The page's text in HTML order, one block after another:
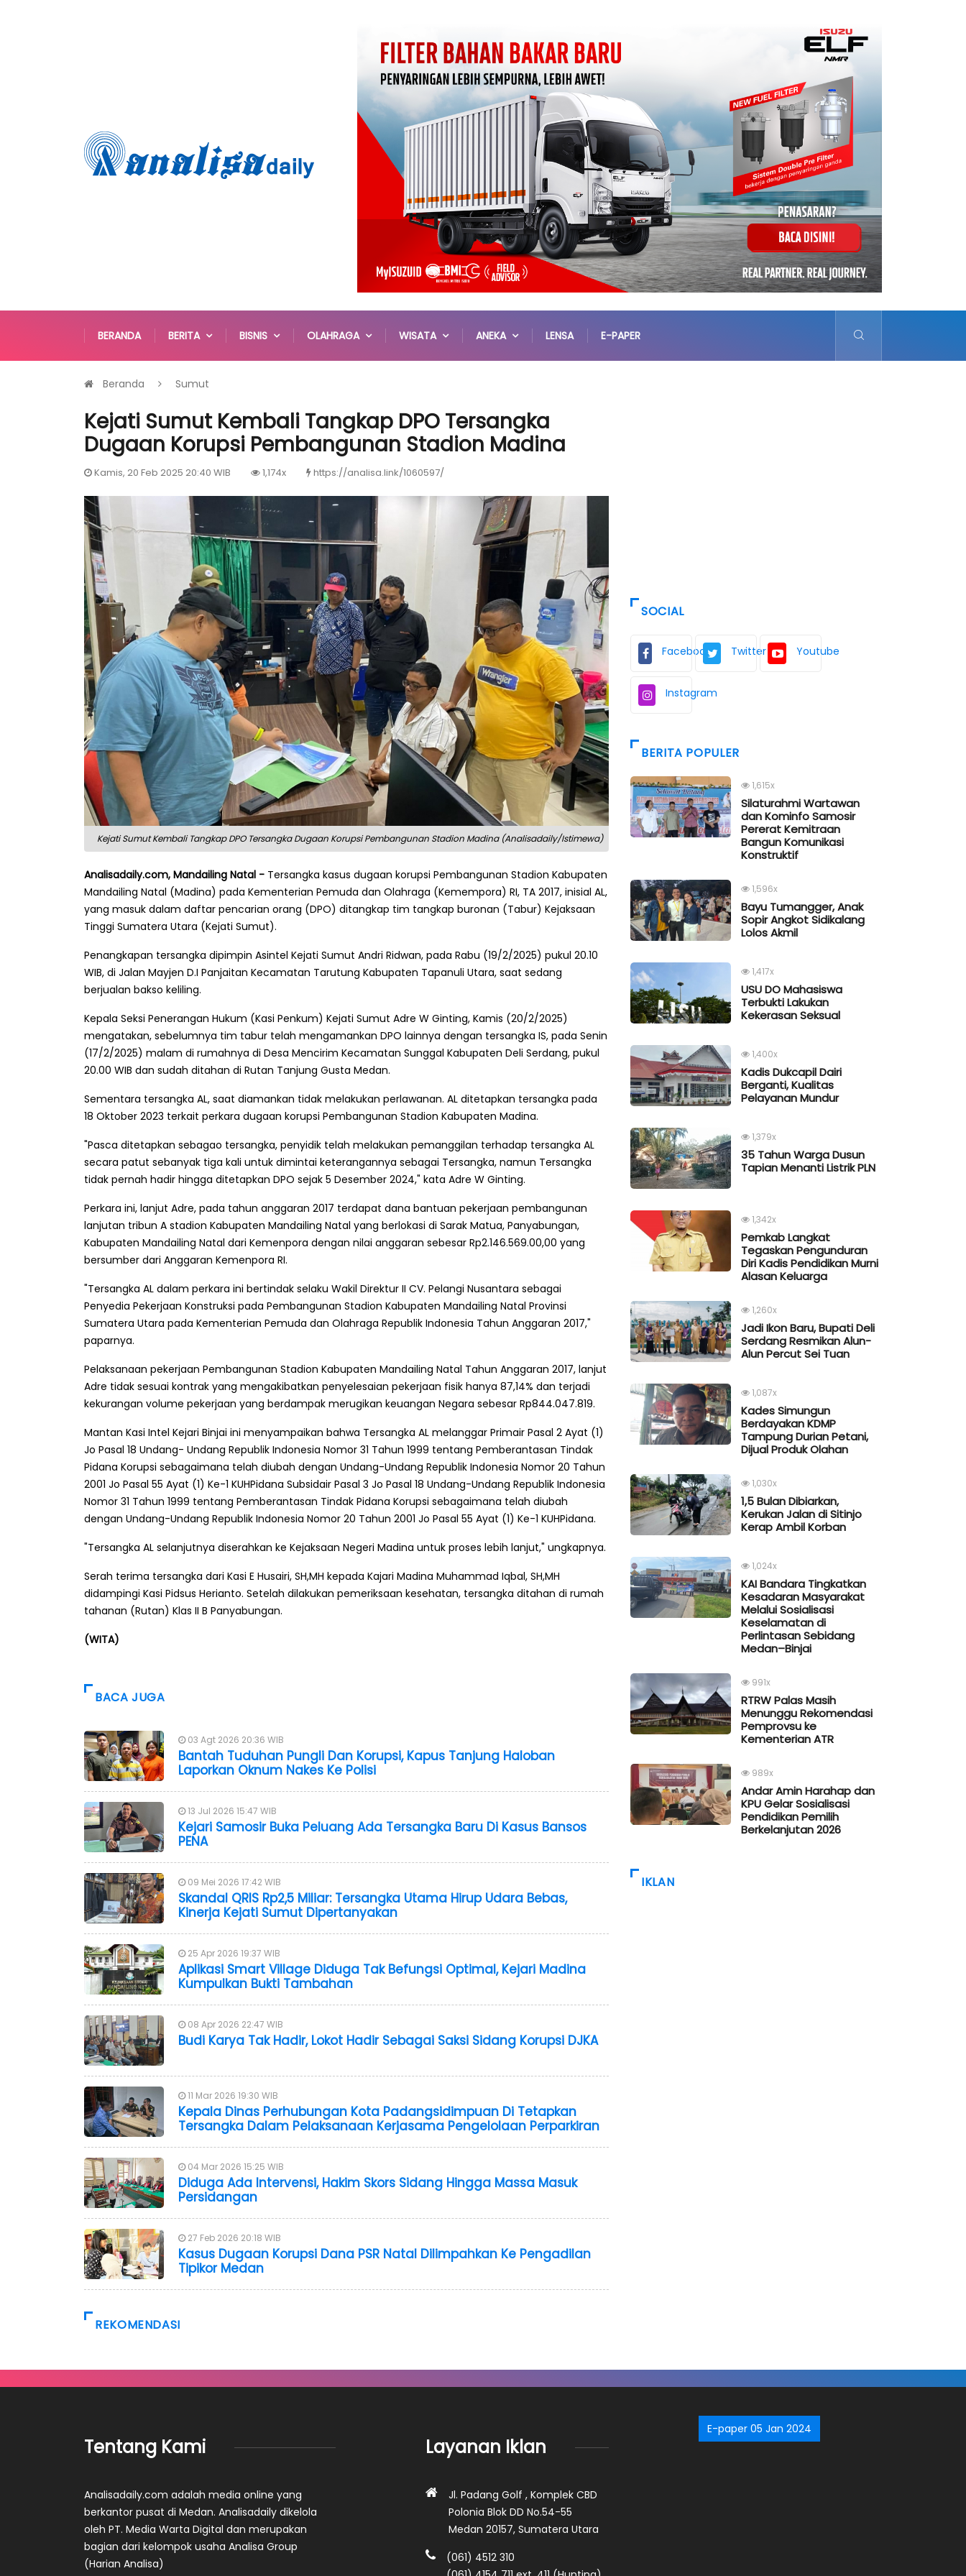
BERANDA BERITA BISNIS OLAHRAGA WISATA ANEKA LENSA E-PAPER
Beranda Sumut
Kejati Sumut Kembali Tangkap DPO Tersangka
Dugaan Korupsi Pembangunan Stadion Madina
Kamis, 20 Feb 2025 20:40 WIB 1,174x https://analisa.link/1060597/
Kejati Sumut Kembali Tangkap DPO Tersangka Dugaan Korupsi Pembangunan Stadion Madina (Analisadaily/Istimewa)
Analisadaily.com, Mandailing Natal - Tersangka kasus dugaan korupsi Pembangunan Stadion Kabupaten
Mandailing Natal (Madina) pada Kementerian Pemuda dan Olahraga (Kemempora) RI, TA 2017, inisial AL,
yang masuk dalam daftar pencarian orang (DPO) ditangkap tim tangkap buronan (Tabur) Kejaksaan
Tinggi Sumatera Utara (Kejati Sumut).
Penangkapan tersangka dipimpin Asintel Kejati Sumut Andri Ridwan, pada Rabu (19/2/2025) pukul 20.10
WIB, di Jalan Mayjen D.I Panjaitan Kecamatan Tarutung Kabupaten Tapanuli Utara, saat sedang
berjualan bakso keliling.
Kepala Seksi Penerangan Hukum (Kasi Penkum) Kejati Sumut Adre W Ginting, Kamis (20/2/2025)
mengatakan, sebelumnya tim tabur telah mengamankan DPO lainnya dengan tersangka IS, pada Senin
(17/2/2025) malam di rumahnya di Desa Mencirim Kecamatan Sunggal Kabupaten Deli Serdang, pukul
20.00 WIB dan sudah ditahan di Rutan Tanjung Gusta Medan.
Sementara tersangka AL, saat diamankan tidak melakukan perlawanan. AL ditetapkan tersangka pada
18 Oktober 2023 terkait perkara dugaan korupsi Pembangunan Stadion Kabupaten Madina.
"Pasca ditetapkan sebagao tersangka, penyidik telah melakukan pemanggilan terhadap tersangka AL
secara patut sebanyak tiga kali untuk dimintai keterangannya sebagai Tersangka, namun Tersangka
tidak pernah hadir hingga ditetapkan DPO sejak 5 Desember 2024," kata Adre W Ginting.
Perkara ini, lanjut Adre, pada tahun anggaran 2017 terdapat dana bantuan pekerjaan pembangunan
lanjutan tribun A stadion Kabupaten Mandailing Natal yang berlokasi di Sarak Matua, Panyabungan,
Kabupaten Mandailing Natal dari Kemenpora dengan nilai anggaran sebesar Rp2.146.569.00,00 yang
bersumber dari Anggaran Kemenpora RI.
"Tersangka AL dalam perkara ini bertindak selaku Wakil Direktur II CV. Pelangi Nusantara sebagai
Penyedia Pekerjaan Konstruksi pada Pembangunan Stadion Kabupaten Mandailing Natal Provinsi
Sumatera Utara pada Kementerian Pemuda dan Olahraga Republik Indonesia Tahun Anggaran 2017,"
paparnya.
Pelaksanaan pekerjaan Pembangunan Stadion Kabupaten Mandailing Natal Tahun Anggaran 2017, lanjut
Adre tidak sesuai kontrak yang mengakibatkan penyelesaian pekerjaan fisik hanya 87,14% dan terjadi
kekurangan volume pekerjaan yang berdampak merugikan keuangan Negara sebesar Rp844.047.819.
Mantan Kasi Intel Kejari Binjai ini menyampaikan bahwa Tersangka AL melanggar Primair Pasal 2 Ayat (1)
Jo Pasal 18 Undang- Undang Republik Indonesia Nomor 31 Tahun 1999 tentang Pemberantasan Tindak
Pidana Korupsi sebagaimana telah diubah dengan Undang-Undang Republik Indonesia Nomor 20 Tahun
2001 Jo Pasal 55 Ayat (1) Ke-1 KUHPidana Subsidair Pasal 3 Jo Pasal 18 Undang-Undang Republik Indonesia
Nomor 31 Tahun 1999 tentang Pemberantasan Tindak Pidana Korupsi sebagaimana telah diubah
dengan Undang-Undang Republik Indonesia Nomor 20 Tahun 2001 Jo Pasal 55 Ayat (1) Ke-1 KUHPidana.
"Tersangka AL selanjutnya diserahkan ke Kejaksaan Negeri Madina untuk proses lebih lanjut," ungkapnya.
Serah terima tersangka dari Kasi E Husairi, SH,MH kepada Kajari Madina Muhammad Iqbal, SH,MH
didampingi Kasi Pidsus Herianto. Setelah dilakukan pemeriksaan kesehatan, tersangka ditahan di rumah
tahanan (Rutan) Klas II B Panyabungan.
(WITA)
BACA JUGA
03 Agt 2026 20:36 WIB
Bantah Tuduhan Pungli Dan Korupsi, Kapus Tanjung Haloban
Laporkan Oknum Nakes Ke Polisi
13 Jul 2026 15:47 WIB
Kejari Samosir Buka Peluang Ada Tersangka Baru Di Kasus Bansos
PENA
09 Mei 2026 17:42 WIB
Skandal QRIS Rp2,5 Miliar: Tersangka Utama Hirup Udara Bebas,
Kinerja Kejati Sumut Dipertanyakan
25 Apr 2026 19:37 WIB
Aplikasi Smart Village Diduga Tak Befungsi Optimal, Kejari Madina
Kumpulkan Bukti Tambahan
08 Apr 2026 22:47 WIB
Budi Karya Tak Hadir, Lokot Hadir Sebagai Saksi Sidang Korupsi DJKA
11 Mar 2026 19:30 WIB
Kepala Dinas Perhubungan Kota Padangsidimpuan Di Tetapkan
Tersangka Dalam Pelaksanaan Kerjasama Pengelolaan Perparkiran
04 Mar 2026 15:25 WIB
Diduga Ada Intervensi, Hakim Skors Sidang Hingga Massa Masuk
Persidangan
27 Feb 2026 20:18 WIB
Kasus Dugaan Korupsi Dana PSR Natal Dilimpahkan Ke Pengadilan
Tipikor Medan
REKOMENDASI
SOCIAL
Facebook Twitter Youtube
Instagram
BERITA POPULER
1,615x
Silaturahmi Wartawan
dan Kominfo Samosir
Pererat Kemitraan
Bangun Komunikasi
Konstruktif
1,596x
Bayu Tumangger, Anak
Sopir Angkot Sidikalang
Lolos Akmil
1,417x
USU DO Mahasiswa
Terbukti Lakukan
Kekerasan Seksual
1,400x
Kadis Dukcapil Dairi
Berganti, Kualitas
Pelayanan Mundur
1,379x
35 Tahun Warga Dusun
Tapian Menanti Listrik PLN
1,342x
Pemkab Langkat
Tegaskan Pengunduran
Diri Kadis Pendidikan Murni
Alasan Keluarga
1,260x
Jadi Ikon Baru, Bupati Deli
Serdang Resmikan Alun-
Alun Percut Sei Tuan
1,087x
Kades Simungun
Berdayakan KDMP
Tampung Durian Petani,
Dijual Produk Olahan
1,030x
1,5 Bulan Dibiarkan,
Kerukan Jalan di Sitinjo
Kerap Ambil Korban
1,024x
KAI Bandara Tingkatkan
Kesadaran Masyarakat
Melalui Sosialisasi
Keselamatan di
Perlintasan Sebidang
Medan–Binjai
991x
RTRW Palas Masih
Menunggu Rekomendasi
Pemprovsu ke
Kementerian ATR
989x
Andar Amin Harahap dan
KPU Gelar Sosialisasi
Pendidikan Pemilih
Berkelanjutan 2026
IKLAN
Tentang Kami
Analisadaily.com adalah media online yang
berkantor pusat di Medan. Analisadaily dikelola
oleh PT. Media Warta Digital dan merupakan
bagian dari kelompok usaha Analisa Group
(Harian Analisa)
Layanan Iklan
Jl. Padang Golf , Komplek CBD
Polonia Blok DD No.54-55
Medan 20157, Sumatera Utara
(061) 4512 310
E-paper 05 Jan 2024